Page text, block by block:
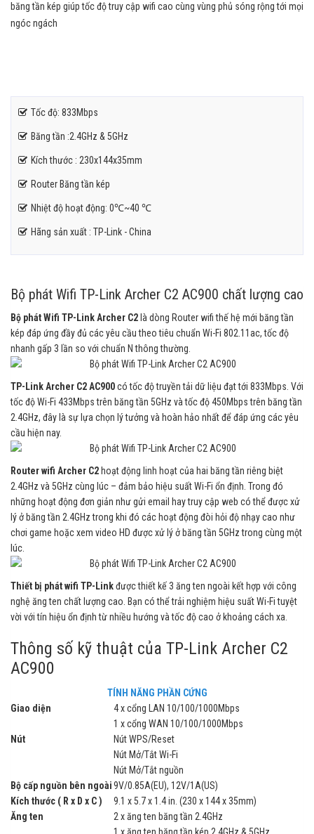
băng tần kép giúp tốc độ truy cập wifi cao cùng vùng phủ sóng rộng tới mọi
ngóc ngách
Tốc độ: 833Mbps
Băng tần :2.4GHz & 5GHz
Kích thước : 230x144x35mm
Router Băng tần kép
Nhiệt độ hoạt động: 0℃~40 ℃
Hãng sản xuất : TP-Link - China
Bộ phát Wifi TP-Link Archer C2 AC900 chất lượng cao
Bộ phát Wifi TP-Link Archer C2 là dòng Router wifi thế hệ mới băng tần
kép đáp ứng đầy đủ các yêu cầu theo tiêu chuẩn Wi-Fi 802.11ac, tốc độ
nhanh gấp 3 lần so với chuẩn N thông thường.
TP-Link Archer C2 AC900có tốc độ truyền tải dữ liệu đạt tới 833Mbps. Với
tốc độ Wi-Fi 433Mbps trên băng tần 5GHz và tốc độ 450Mbps trên băng tần
2.4GHz, đây là sự lựa chọn lý tưởng và hoàn hảo nhất để đáp ứng các yêu
cầu hiện nay.
Router wifi Archer C2 hoạt động linh hoạt của hai băng tần riêng biệt
2.4GHz và 5GHz cùng lúc – đảm bảo hiệu suất Wi-Fi ổn định. Trong đó
những hoạt động đơn giản như gửi email hay truy cập web có thể được xử
lý ở băng tần 2.4GHz trong khi đó các hoạt động đòi hỏi độ nhạy cao như
chơi game hoặc xem video HD được xử lý ở băng tần 5GHz trong cùng một
lúc.
Thiết bị phát wifi TP-Linkđược thiết kế 3 ăng ten ngoài kết hợp với công
nghệ ăng ten chất lượng cao. Bạn có thể trải nghiệm hiệu suất Wi-Fi tuyệt
vời với tín hiệu ổn định từ nhiều hướng và tốc độ cao ở khoảng cách xa.
Thông số kỹ thuật của TP-Link Archer C2
AC900
TÍNH NĂNG PHẦN CỨNG
Giao diện
4 x cổng LAN 10/100/1000Mbps
1 x cổng WAN 10/100/1000Mbps
Nút
Nút WPS/Reset
Nút Mở/Tắt Wi-Fi
Nút Mở/Tắt nguồn
Bộ cấp nguồn bên ngoài9V/0.85A(EU), 12V/1A(US)
Kích thước ( R x D x C )
9.1 x 5.7 x 1.4 in. (230 x 144 x 35mm)
Ăng ten
2 x ăng ten băng tần 2.4GHz